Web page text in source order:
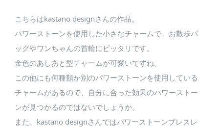
こちらはkastano designさんの作品。
パワーストーンを使用した小さなチャームで、お散歩バ
ッグやワンちゃんの首輪にピッタリです。
金色のあしあと型チャームが可愛いですね。
この他にも何種類か別のパワーストーンを使用している
チャームがあるので、自分に合った効果のパワーストー
ンが見つかるのではないでしょうか。
また、kastano designさんではパワーストーンブレスレ